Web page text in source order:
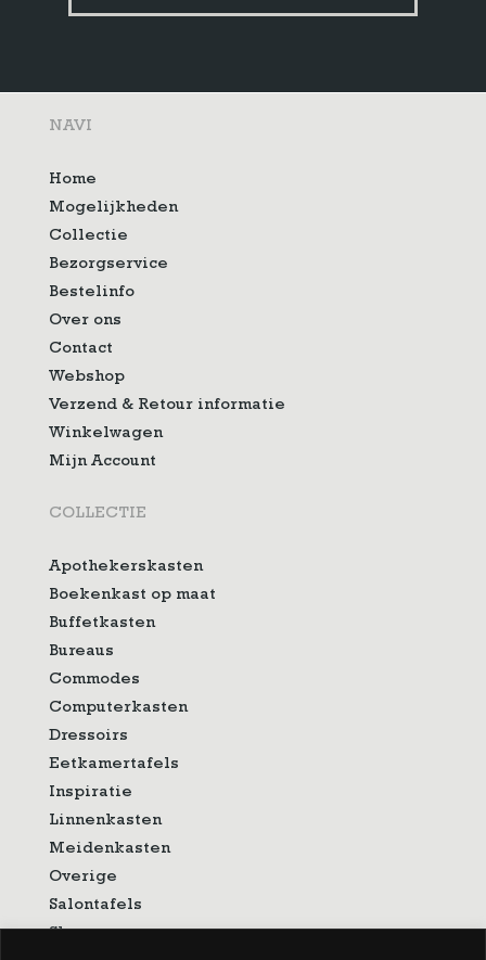
NAVI
Home
Mogelijkheden
Collectie
Bezorgservice
Bestelinfo
Over ons
Contact
Webshop
Verzend & Retour informatie
Winkelwagen
Mijn Account
COLLECTIE
Apothekerskasten
Boekenkast op maat
Buffetkasten
Bureaus
Commodes
Computerkasten
Dressoirs
Eetkamertafels
Inspiratie
Linnenkasten
Meidenkasten
Overige
Salontafels
Showroom